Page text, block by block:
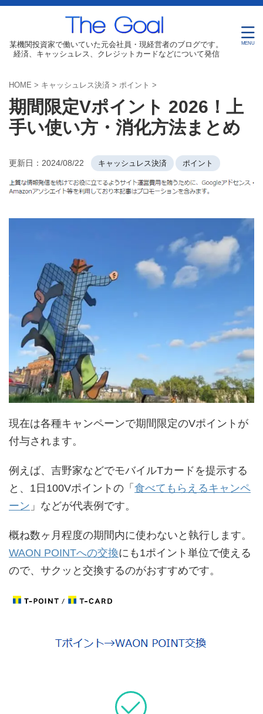
某機関投資家で働いていた元会社員・現経営者のブログです。
経済、キャッシュレス、クレジットカードなどについて発信
HOME > キャッシュレス決済 > ポイント >
期間限定Vポイント 2026！上
手い使い方・消化方法まとめ
更新日： 2024/08/22 キャッシュレス決済 ポイント
現在は各種キャンペーンで期間限定のVポイントが
付与されます。
例えば、吉野家などでモバイルTカードを提示する
と、1日100Vポイントの「 食べてもらえるキャンペ
ーン 」などが代表例です。
概ね数ヶ月程度の期間内に使わないと執行します。
WAON POINTへの交換にも1ポイント単位で使える
ので、サクッと交換するのがおすすめです。